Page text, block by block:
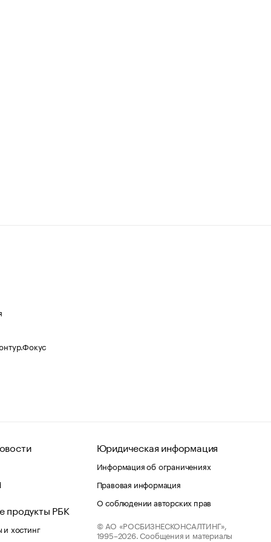
продукты РБК
хостинг
Юридическая информация
Информация об ограничениях
Правовая информация
О соблюдении авторских прав
© АО «РОСБИЗНЕСКОНСАЛТИНГ»,
1995–2026. Сообщения и материалы